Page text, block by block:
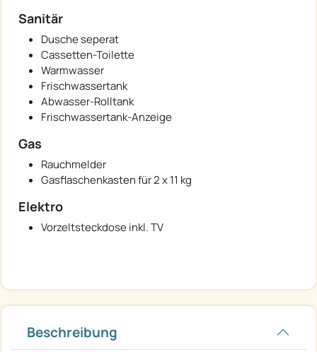
Sanitär
Dusche seperat
Cassetten-Toilette
Warmwasser
Frischwassertank
Abwasser-Rolltank
Frischwassertank-Anzeige
Gas
Rauchmelder
Gasflaschenkasten für 2 x 11 kg
Elektro
Vorzeltsteckdose inkl. TV
Beschreibung